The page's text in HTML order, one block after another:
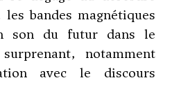
bandes magnétiques
son du futur dans le
notamment
avec le discours